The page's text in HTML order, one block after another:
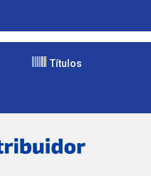
Títulos